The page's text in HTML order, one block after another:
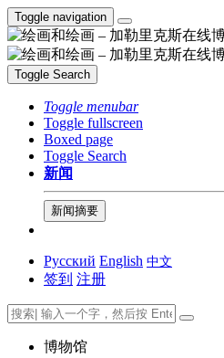
Toggle navigation
Toggle Search
Toggle menubar
Toggle fullscreen
Boxed page
Toggle Search
新闻
新闻摘要
Русский English 中文
签到 注册
博物馆